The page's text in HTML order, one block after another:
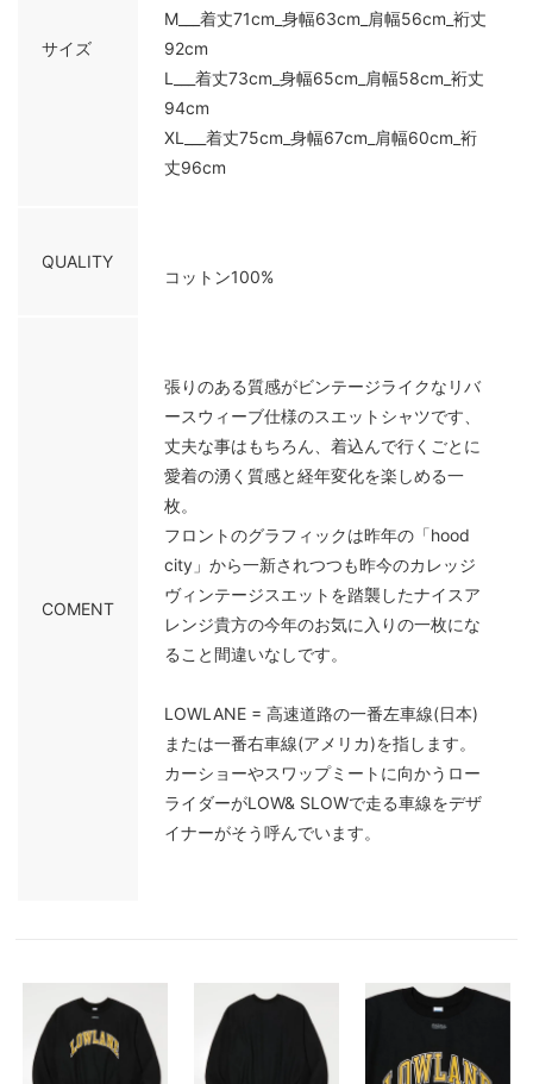
サイズ
M___着丈71cm_身幅63cm_肩幅56cm_裄丈
92cm
L___着丈73cm_身幅65cm_肩幅58cm_裄丈
94cm
XL___着丈75cm_身幅67cm_肩幅60cm_裄
丈96cm
QUALITY
コットン100%
COMENT
張りのある質感がビンテージライクなリバ
ースウィーブ仕様のスエットシャツです、
丈夫な事はもちろん、着込んで行くごとに
愛着の湧く質感と経年変化を楽しめる一
枚。
フロントのグラフィックは昨年の「hood
city」から一新されつつも昨今のカレッジ
ヴィンテージスエットを踏襲したナイスア
レンジ貴方の今年のお気に入りの一枚にな
ること間違いなしです。
LOWLANE = 高速道路の一番左車線(日本)
または一番右車線(アメリカ)を指します。
カーショーやスワップミートに向かうロー
ライダーがLOW& SLOWで走る車線をデザ
イナーがそう呼んでいます。